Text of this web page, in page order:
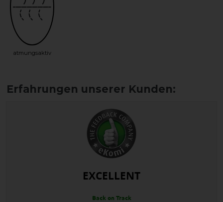
atmungsaktiv
EXCELLENT
Back on Track